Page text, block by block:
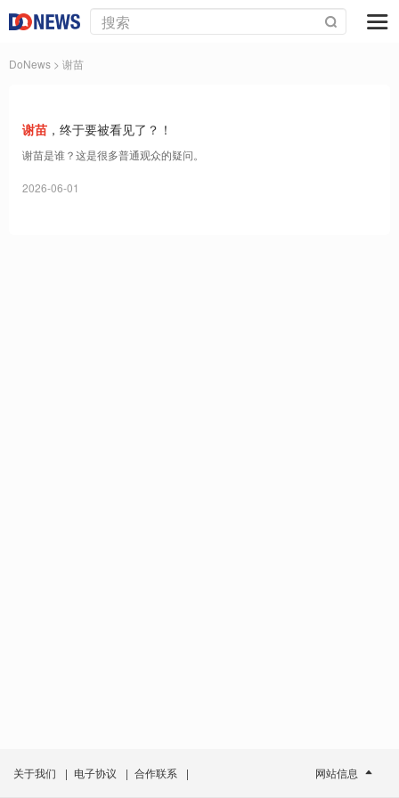
DoNews > 谢苗
谢苗 ，终于要被看见了？！
谢苗是谁？这是很多普通观众的疑问。
2026-06-01
关于我们 | 电子协议 | 合作联系 | 网站信息